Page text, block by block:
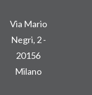
Via Mario
Negri, 2 -
20156
Milano